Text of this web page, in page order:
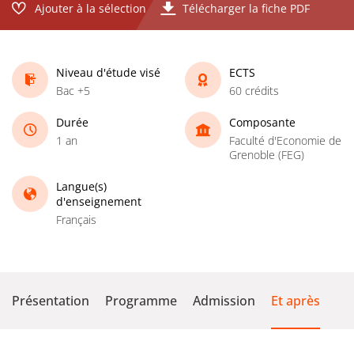
Ajouter à la sélection Télécharger la fiche PDF
Niveau d'étude visé
Bac +5
ECTS
60 crédits
Durée
1 an
Composante
Faculté d'Economie de
Grenoble (FEG)
Langue(s)
d'enseignement
Français
Présentation Programme Admission Et après